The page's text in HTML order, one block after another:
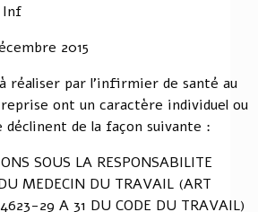
Inf
2015
réaliser par l'infirmier de santé au
ont un caractère individuel ou
de la façon suivante :
SOUS LA RESPONSABILITE
MEDECIN DU TRAVAIL (ART
29 A 31 DU CODE DU TRAVAIL)